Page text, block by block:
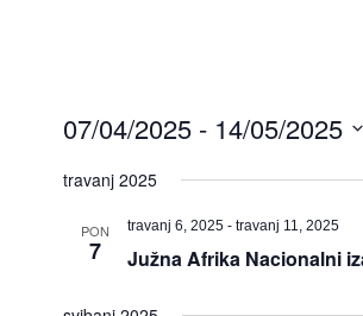
07/04/2025 - 14/05/2025
Datum.
travanj 2025
PON
7
travanj 6, 2025 -travanj 11, 2025
Južna Afrika Nacionalni